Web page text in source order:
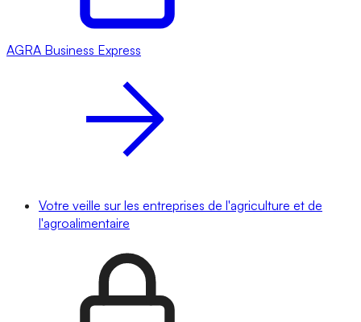
AGRA Business Express
Votre veille sur les entreprises de l'agriculture et de
l'agroalimentaire